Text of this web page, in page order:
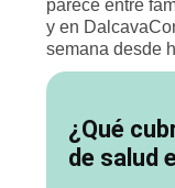
parece entre
y en
semana desde
¿Qué
de salud